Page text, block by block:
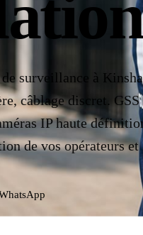
surveillance à
câblage discret. GSS
IP haute
de vos opérateurs et